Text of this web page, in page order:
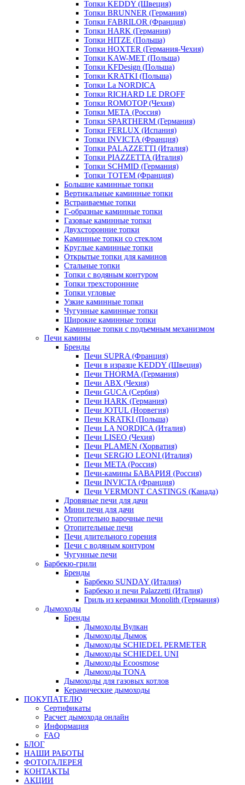
Топки KEDDY (Швеция)
Топки BRUNNER (Германия)
Топки FABRILOR (Франция)
Топки HARK (Германия)
Топки HITZE (Польша)
Топки HOXTER (Германия-Чехия)
Топки KAW-MET (Польша)
Топки KFDesign (Польша)
Топки KRATKI (Польша)
Топки La NORDICA
Топки RICHARD LE DROFF
Топки ROMOTOP (Чехия)
Топки МЕТА (Россия)
Топки SPARTHERM (Германия)
Топки FERLUX (Испания)
Топки INVICTA (Франция)
Топки PALAZZETTI (Италия)
Топки PIAZZETTA (Италия)
Топки SCHMID (Германия)
Топки TOTEM (Франция)
Большие каминные топки
Вертикальные каминные топки
Встраиваемые топки
Г-образные каминные топки
Газовые каминные топки
Двухсторонние топки
Каминные топки со стеклом
Круглые каминные топки
Открытые топки для каминов
Стальные топки
Топки с водяным контуром
Топки трехсторонние
Топки угловые
Узкие каминные топки
Чугунные каминные топки
Широкие каминные топки
Каминные топки с подъемным механизмом
Печи камины
Бренды
Печи SUPRA (Франция)
Печи в изразце KEDDY (Швеция)
Печи THORMA (Германия)
Печи ABX (Чехия)
Печи GUCA (Сербия)
Печи HARK (Германия)
Печи JOTUL (Норвегия)
Печи KRATKI (Польша)
Печи LA NORDICA (Италия)
Печи LISEO (Чехия)
Печи PLAMEN (Хорватия)
Печи SERGIO LEONI (Италия)
Печи META (Россия)
Печи-камины БАВАРИЯ (Россия)
Печи INVICTA (Франция)
Печи VERMONT CASTINGS (Канада)
Дровяные печи для дачи
Мини печи для дачи
Отопительно варочные печи
Отопительные печи
Печи длительного горения
Печи с водяным контуром
Чугунные печи
Барбекю-грили
Бренды
Барбекю SUNDAY (Италия)
Барбекю и печи Palazzetti (Италия)
Гриль из керамики Monolith (Германия)
Дымоходы
Бренды
Дымоходы Вулкан
Дымоходы Дымок
Дымоходы SCHIEDEL PERMETER
Дымоходы SCHIEDEL UNI
Дымоходы Ecoosmose
Дымоходы TONA
Дымоходы для газовых котлов
Керамические дымоходы
ПОКУПАТЕЛЮ
Сертификаты
Расчет дымохода онлайн
Информация
FAQ
БЛОГ
НАШИ РАБОТЫ
ФОТОГАЛЕРЕЯ
КОНТАКТЫ
АКЦИИ